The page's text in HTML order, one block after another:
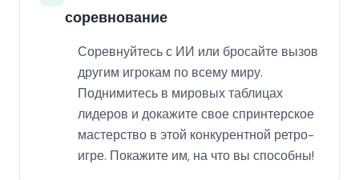
соревнование
Соревнуйтесь с ИИ или бросайте вызов
другим игрокам по всему миру.
Поднимитесь в мировых таблицах
лидеров и докажите свое спринтерское
мастерство в этой конкурентной ретро-
игре. Покажите им, на что вы способны!